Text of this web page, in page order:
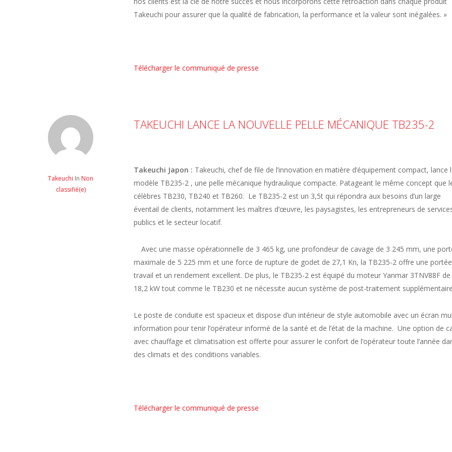
Takeuchi pour assurer que la qualité de fabrication, la performance et la valeur sont inégalées. »
Télécharger le communiqué de presse
Takeuchi In Non
classifié(e)
TAKEUCHI LANCE LA NOUVELLE PELLE MÉCANIQUE TB235-2
Takeuchi Japon : Takeuchi, chef de file de l’innovation en matière d’équipement compact, lance
modèle TB235-2 , une pelle mécanique hydraulique compacte. Patageant le même concept que
célèbres TB230, TB240 et TB260. Le TB235-2 est un 3,5t qui répondra aux besoins d’un large
éventail de clients, notamment les maîtres d’œuvre, les paysagistes, les entrepreneurs de
publics et le secteur locatif.
Avec une masse opérationnelle de 3 465 kg, une profondeur de cavage de 3 245 mm, une
maximale de 5 225 mm et une force de rupture de godet de 27,1 Kn, la TB235-2 offre une
travail et un rendement excellent. De plus, le TB235-2 est équipé du moteur Yanmar 3TNV88F de
18,2 kW tout comme le TB230 et ne nécessite aucun système de post-traitement
Le poste de conduite est spacieux et dispose d’un intérieur de style automobile avec un écran
information pour tenir l’opérateur informé de la santé et de l’état de la machine. Une option de
avec chauffage et climatisation est offerte pour assurer le confort de l’opérateur toute l’année
des climats et des conditions variables.
Télécharger le communiqué de presse